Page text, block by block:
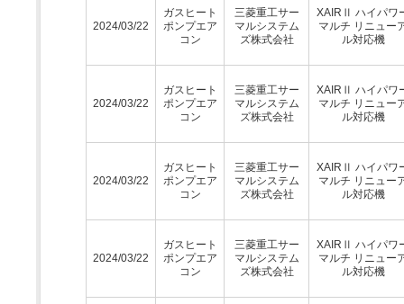
2024/03/22
ガスヒート
ポンプエア
コン
三菱重工サー
マルシステム
ズ株式会社
XAIRⅡ ハイパワ
マルチ リニュー
ル対応機
2024/03/22
ガスヒート
ポンプエア
コン
三菱重工サー
マルシステム
ズ株式会社
XAIRⅡ ハイパワ
マルチ リニュー
ル対応機
2024/03/22
ガスヒート
ポンプエア
コン
三菱重工サー
マルシステム
ズ株式会社
XAIRⅡ ハイパワ
マルチ リニュー
ル対応機
2024/03/22
ガスヒート
ポンプエア
コン
三菱重工サー
マルシステム
ズ株式会社
XAIRⅡ ハイパワ
マルチ リニュー
ル対応機